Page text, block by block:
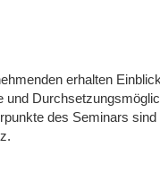
erhalten
und
des Seminars